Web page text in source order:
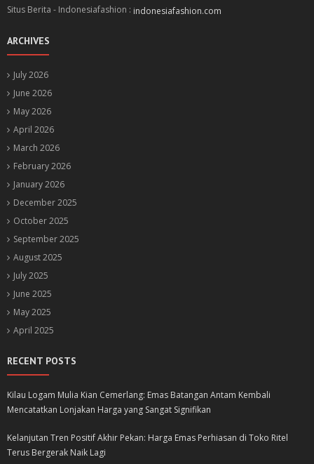
Situs Berita - Indonesiafashion : indonesiafashion.com
ARCHIVES
July 2026
June 2026
May 2026
April 2026
March 2026
February 2026
January 2026
December 2025
October 2025
September 2025
August 2025
July 2025
June 2025
May 2025
April 2025
RECENT POSTS
Kilau Logam Mulia Kian Cemerlang: Emas Batangan Antam Kembali
Mencatatkan Lonjakan Harga yang Sangat Signifikan
Kelanjutan Tren Positif Akhir Pekan: Harga Emas Perhiasan di Toko Ritel
Terus Bergerak Naik Lagi